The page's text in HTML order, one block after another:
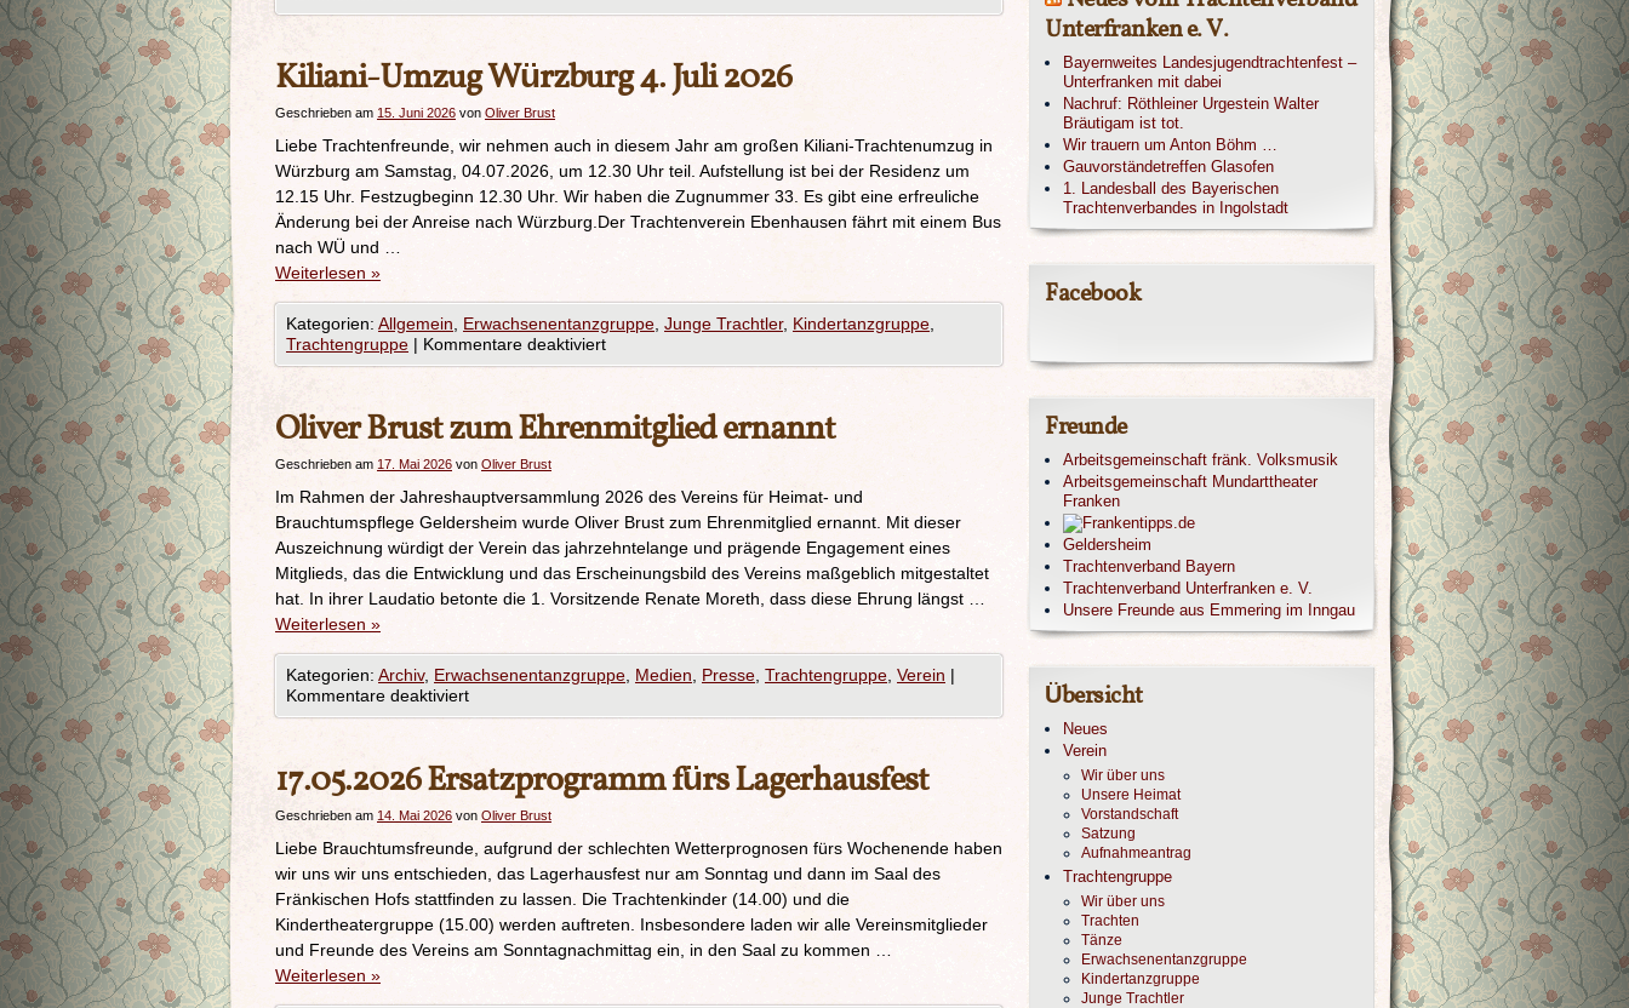
Kiliani-Umzug Würzburg 4. Juli 2026
Geschrieben am 15. Juni 2026 von Oliver Brust
Liebe Trachtenfreunde, wir nehmen auch in diesem Jahr am großen Kiliani-Trachtenumzug in
Würzburg am Samstag, 04.07.2026, um 12.30 Uhr teil. Aufstellung ist bei der Residenz um
12.15 Uhr. Festzugbeginn 12.30 Uhr. Wir haben die Zugnummer 33. Es gibt eine erfreuliche
Änderung bei der Anreise nach Würzburg.Der Trachtenverein Ebenhausen fährt mit einem Bus
nach WÜ und …
Weiterlesen »
Kategorien: Allgemein Erwachsenentanzgruppe Junge Trachtler, Kindertanzgruppe
Trachtengruppe | Kommentare deaktiviert
Oliver Brust zum Ehrenmitglied ernannt
Geschrieben am 17. Mai 2026 von Oliver Brust
Im Rahmen der Jahreshauptversammlung 2026 des Vereins für Heimat- und
Brauchtumspflege Geldersheim wurde Oliver Brust zum Ehrenmitglied ernannt. Mit dieser
Auszeichnung würdigt der Verein das jahrzehntelange und prägende Engagement eines
Mitglieds, das die Entwicklung und das Erscheinungsbild des Vereins maßgeblich mitgestaltet
hat. In ihrer Laudatio betonte die 1. Vorsitzende Renate Moreth, dass diese Ehrung längst …
Weiterlesen »
Kategorien: Archiv, Erwachsenentanzgruppe Medien Presse Trachtengruppe Verein |
Kommentare deaktiviert
17.05.2026 Ersatzprogramm fürs Lagerhausfest
Geschrieben am 14. Mai 2026 von Oliver Brust
Liebe Brauchtumsfreunde, aufgrund der schlechten Wetterprognosen fürs Wochenende haben
wir uns wir uns entschieden, das Lagerhausfest nur am Sonntag und dann im Saal des
Fränkischen Hofs stattfinden zu lassen. Die Trachtenkinder (14.00) und die
Kindertheatergruppe (15.00) werden auftreten. Insbesondere laden wir alle Vereinsmitglieder
und Freunde des Vereins am Sonntagnachmittag ein, in den Saal zu kommen …
Weiterlesen »
Unterfranken e. V.
Bayernweites Landesjugendtrachtenfest –
Unterfranken mit dabei
Nachruf: Röthleiner Urgestein Walter
Bräutigam ist tot.
Wir trauern um Anton Böhm …
Gauvorständetreffen Glasofen
1. Landesball des Bayerischen
Trachtenverbandes in Ingolstadt
Facebook
Freunde
Arbeitsgemeinschaft fränk. Volksmusik
Arbeitsgemeinschaft Mundarttheater
Franken
Geldersheim
Trachtenverband Bayern
Trachtenverband Unterfranken e. V.
Unsere Freunde aus Emmering im Inngau
Übersicht
Neues
Verein
Wir über uns
Unsere Heimat
Vorstandschaft
Satzung
Aufnahmeantrag
Trachtengruppe
Wir über uns
Trachten
Tänze
Erwachsenentanzgruppe
Kindertanzgruppe
Junge Trachtler